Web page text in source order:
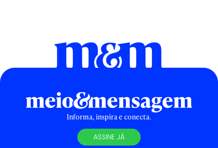
Informa, inspira e conecta.
ASSINE JÁ